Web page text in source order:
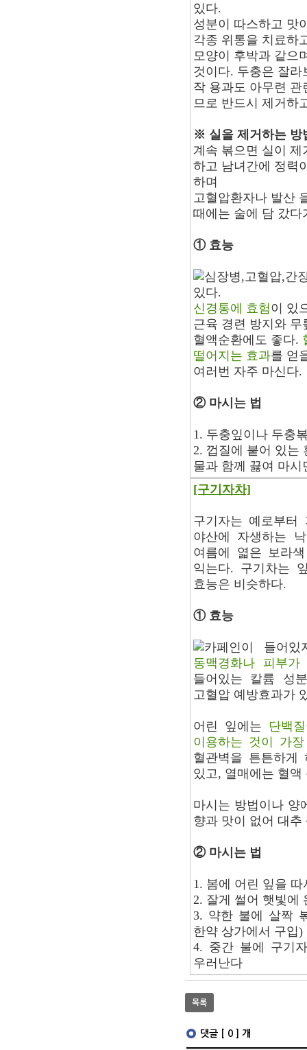
있다.
성분이 따스하고 맛
각종 위통을 치료하
모양이 후박과 같으
것이다. 두충은 잘
작 용과도 아무련
므로 반드시 제거하
※ 실을 제거하는 방
계속 볶으면 실이
하고 남녀간에 정력
하며
고혈압환자나 발산
때에는 술에 담 갔다
① 효능
심장병,고혈압,간
있다.
신경통에 효험 이 있
근육 경련 방지와
혈액순환에도 좋다.
떨어지는 효과를 얻
여러번 자주 마신다.
② 마시는 법
1. 두충잎이나 두충
2. 껍질에 붙어 있는
물과 함께 끓여 마시
[구기자차]
구기자는 예로부터
야산에 자생하는
여름에 엷은 보라
익는다. 구기차는
효능은 비슷하다.
① 효능
카페인이 들어
동맥경화나 피부
들어있는 칼륨 성
고혈압 예방효과가
어린 잎에는 단백
이용하는 것이 가
혈관벽을 튼튼하
있고, 열매에는 혈
마시는 방법이나 양
향과 맛이 없어 대
② 마시는 법
1. 봄에 어린 잎을
2. 잘게 썰어 햇빛에
3. 약한 불에 살짝
한약 상가에서 구입)
4. 중간 불에 구기
우러난다
목록